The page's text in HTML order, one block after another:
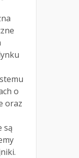
o
oraz
są